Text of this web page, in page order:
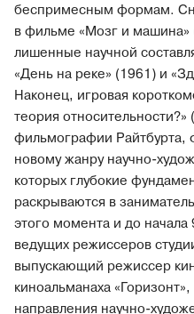
беспримесным формам.
в фильме «Мозг и машина»
лишенные научной
«День на реке» (1961) и
Наконец, игровая
теория
фильмографии
новому жанру научно-
которых глубокие
раскрываются в
этого момента и до
ведущих режиссеров
выпускающий режиссер
киноальманаха
направления научно-